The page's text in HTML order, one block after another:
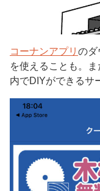
コーナンアプリ のダ
を使えることも。
内でDIYができるサ